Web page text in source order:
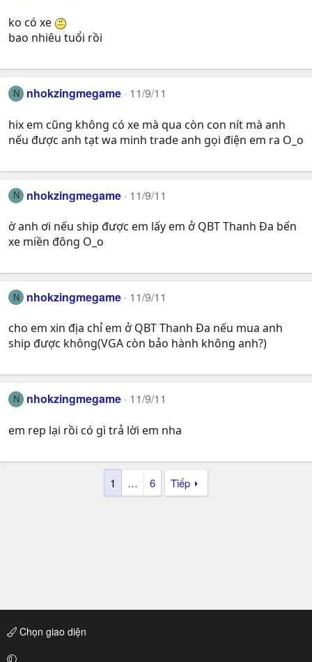
ko có xe
bao nhiêu tuổi rồi
N nhokzingmegame 11/9/11
hix em cũng không có xe mà qua còn con nít mà anh
nếu được anh tạt wa minh trade anh gọi điện em ra O_o
N nhokzingmegame 11/9/11
ờ anh ơi nếu ship được em lấy em ở QBT Thanh Đa bến
xe miền đông O_o
N nhokzingmegame 11/9/11
cho em xin địa chỉ em ở QBT Thanh Đa nếu mua anh
ship được không(VGA còn bảo hành không anh?)
N nhokzingmegame 11/9/11
em rep lại rồi có gì trả lời em nha
1 … 6 Tiếp
Chọn giao diện